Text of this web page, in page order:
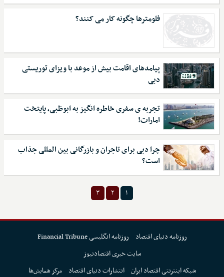
فلومترها چگونه کار می کنند؟
پیامد‌های اقامت بیش از موعد با ویزای توریستی
دبی
تجربه ی سفری خاطره انگیز به ابوظبی، پایتخت
امارات!
چرا دبی برای تاجران و بازرگانی بین المللی جذاب
است؟
۱ ۲ ۳
روزنامه دنیای اقتصاد
روزنامه انگلیسی Financial Tribune
سایت خبری اقتصادنیوز
شبکه اینترنتی اقتصاد ایران انتشارات دنیای اقتصاد مرکز همایش‌ها